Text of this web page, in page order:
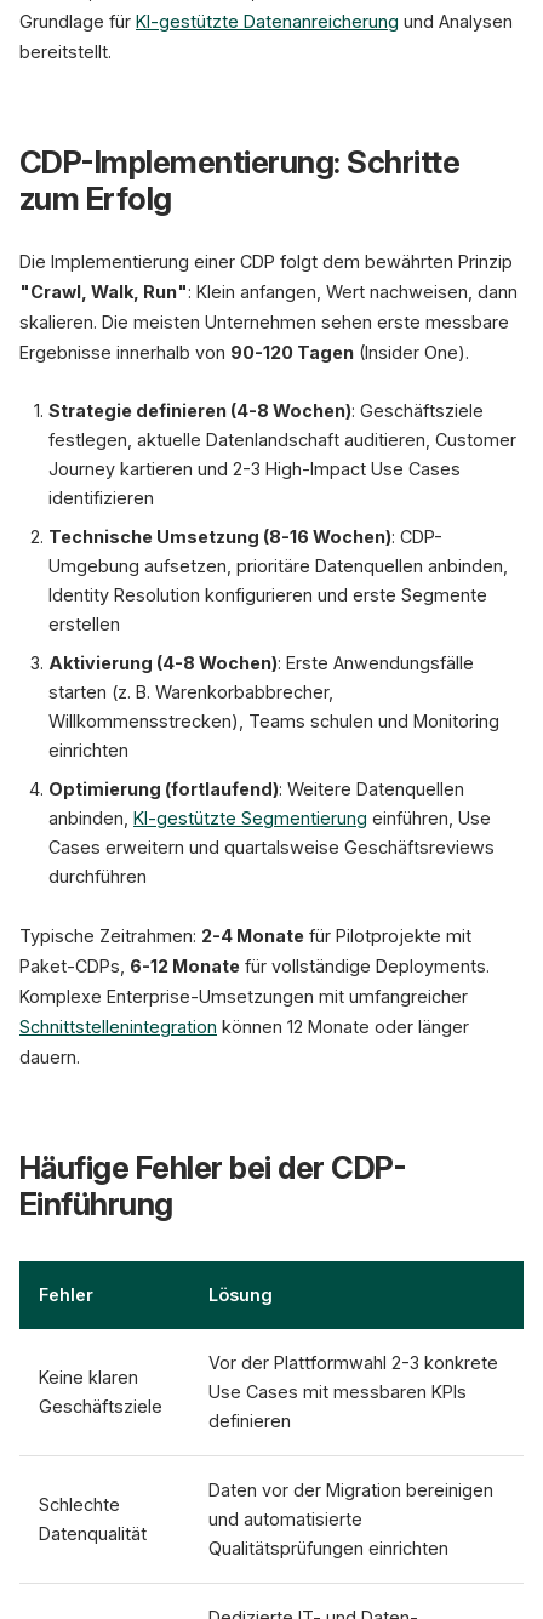
Grundlage für KI-gestützte Datenanreicherung und Analysen
bereitstellt.
CDP-Implementierung: Schritte
zum Erfolg
Die Implementierung einer CDP folgt dem bewährten Prinzip
"Crawl, Walk, Run": Klein anfangen, Wert nachweisen, dann
skalieren. Die meisten Unternehmen sehen erste messbare
Ergebnisse innerhalb von 90-120 Tagen (Insider One).
Strategie definieren (4-8 Wochen): Geschäftsziele
festlegen, aktuelle Datenlandschaft auditieren, Customer
Journey kartieren und 2-3 High-Impact Use Cases
identifizieren
Technische Umsetzung (8-16 Wochen): CDP-
Umgebung aufsetzen, prioritäre Datenquellen anbinden,
Identity Resolution konfigurieren und erste Segmente
erstellen
Aktivierung (4-8 Wochen): Erste Anwendungsfälle
starten (z. B. Warenkorbabbrecher,
Willkommensstrecken), Teams schulen und Monitoring
einrichten
Optimierung (fortlaufend): Weitere Datenquellen
anbinden, KI-gestützte Segmentierung einführen, Use
Cases erweitern und quartalsweise Geschäftsreviews
durchführen
Typische Zeitrahmen: 2-4 Monate für Pilotprojekte mit
Paket-CDPs, 6-12 Monate für vollständige Deployments.
Komplexe Enterprise-Umsetzungen mit umfangreicher
Schnittstellenintegration können 12 Monate oder länger
dauern.
Häufige Fehler bei der CDP-
Einführung
Fehler Lösung
Keine klaren
Geschäftsziele
Vor der Plattformwahl 2-3 konkrete
Use Cases mit messbaren KPIs
definieren
Schlechte
Datenqualität
Daten vor der Migration bereinigen
und automatisierte
Qualitätsprüfungen einrichten